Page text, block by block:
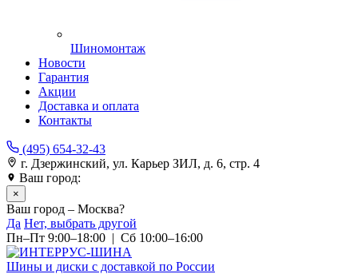
Шиномонтаж
Новости
Гарантия
Акции
Доставка и оплата
Контакты
(495) 654-32-43
г. Дзержинский, ул. Карьер ЗИЛ, д. 6, стр. 4
Ваш город:
×
Ваш город – Москва?
Да Нет, выбрать другой
Пн–Пт 9:00–18:00 | Сб 10:00–16:00
Шины и диски с доставкой по России